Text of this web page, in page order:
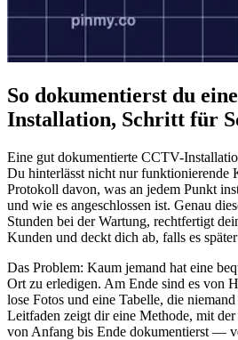
So dokumentierst du
Installation, Schritt für
Eine gut dokumentierte CCTV-
Du hinterlässt nicht nur funktionierende
Protokoll davon, was an jedem Punkt
und wie es angeschlossen ist. Genau
Stunden bei der Wartung, rechtfertigt
Kunden und deckt dich ab, falls es
Das Problem: Kaum jemand hat eine
Ort zu erledigen. Am Ende sind es von
lose Fotos und eine Tabelle, die
Leitfaden zeigt dir eine Methode, mit
von Anfang bis Ende dokumentierst —